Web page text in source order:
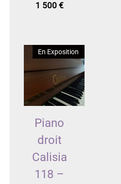
1 500 €
En Exposition
Piano
droit
Calisia
118 –